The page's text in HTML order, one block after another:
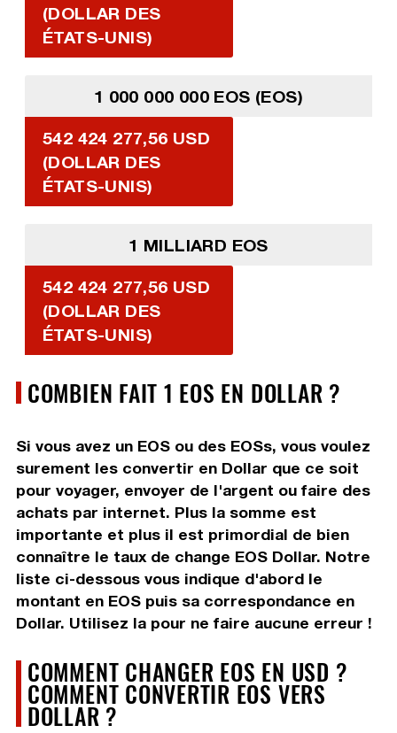
(DOLLAR DES
ÉTATS-UNIS)
1 000 000 000 EOS (EOS)
542 424 277,56 USD
(DOLLAR DES
ÉTATS-UNIS)
1 MILLIARD EOS
542 424 277,56 USD
(DOLLAR DES
ÉTATS-UNIS)
COMBIEN FAIT 1 EOS EN DOLLAR ?
Si vous avez un EOS ou des EOSs, vous voulez
surement les convertir en Dollar que ce soit
pour voyager, envoyer de l'argent ou faire des
achats par internet. Plus la somme est
importante et plus il est primordial de bien
connaître le taux de change EOS Dollar. Notre
liste ci-dessous vous indique d'abord le
montant en EOS puis sa correspondance en
Dollar. Utilisez la pour ne faire aucune erreur !
COMMENT CHANGER EOS EN USD ?
COMMENT CONVERTIR EOS VERS
DOLLAR ?